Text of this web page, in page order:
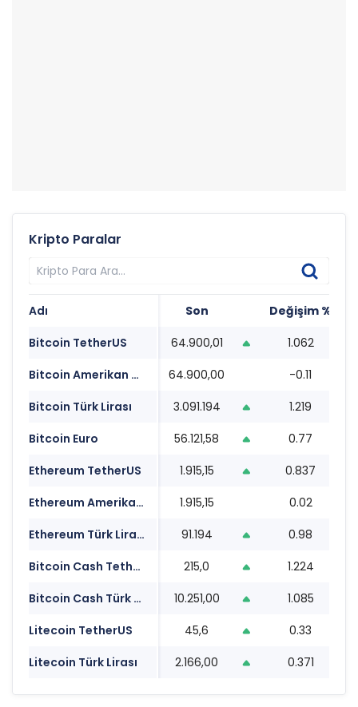
Kripto Paralar
Adı Son Değişim %
Bitcoin TetherUS
64.900,01 1.062
Bitcoin Amerikan Doları
64.900,00 -0.11
Bitcoin Türk Lirası
3.091.194 1.219
Bitcoin Euro
56.121,58 0.77
Ethereum TetherUS
1.915,15 0.837
Ethereum Amerikan Doları
1.915,15 0.02
Ethereum Türk Lirası
91.194 0.98
Bitcoin Cash TetherUS
215,0 1.224
Bitcoin Cash Türk Lirası
10.251,00 1.085
Litecoin TetherUS
45,6 0.33
Litecoin Türk Lirası
2.166,00 0.371